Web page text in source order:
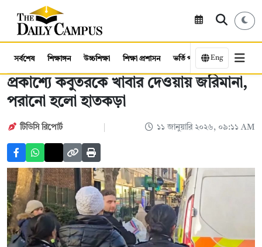
সর্বশেষ শিক্ষাঙ্গন উচ্চশিক্ষা শিক্ষা প্রশাসন ভর্তি পরীক্ষা কর্মসংস্থান
Eng
প্রকাশ্যে কবুতরকে খাবার দেওয়ায় জরিমানা,
পরানো হলো হাতকড়া
টিডিসি রিপোর্ট ১১ জানুয়ারি ২০২৬, ০৯:১১ AM